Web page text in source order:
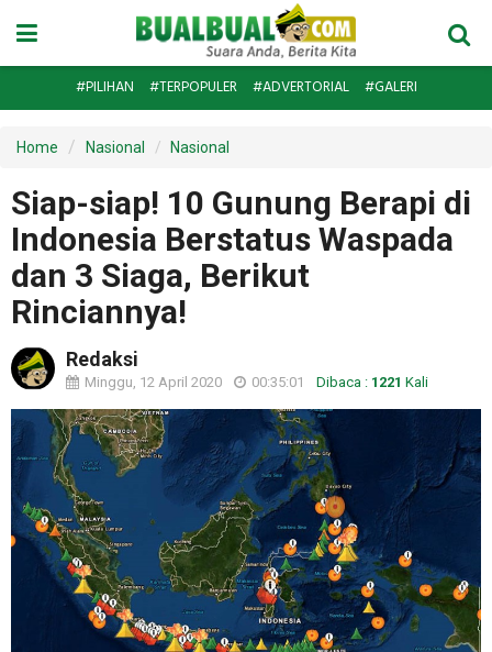
#PILIHAN #TERPOPULER #ADVERTORIAL #GALERI
Home Nasional Nasional
Siap-siap! 10 Gunung Berapi di
Indonesia Berstatus Waspada
dan 3 Siaga, Berikut
Rinciannya!
Redaksi
Minggu, 12 April 2020 00:35:01 Dibaca : 1221 Kali